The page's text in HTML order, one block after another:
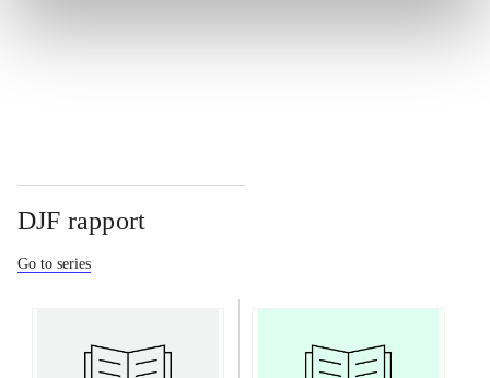
DJF rapport
Go to series